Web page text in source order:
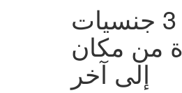
السعودية توضّح منع التعامل مع أبناء 3 جنسيات
من مكان
إلى آخر